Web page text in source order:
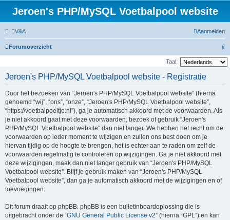
Jeroen's PHP/MySQL Voetbalpool website
V&A Aanmelden
Forumoverzicht
Z
o
Taal:
Jeroen's PHP/MySQL Voetbalpool website - Registratie
Door het bezoeken van “Jeroen's PHP/MySQL Voetbalpool website” (hierna
genoemd “wij”, “ons”, “onze”, “Jeroen's PHP/MySQL Voetbalpool website”,
“https://voetbalpoeltje.nl”), ga je automatisch akkoord met de voorwaarden. Als
je niet akkoord gaat met deze voorwaarden, bezoek of gebruik “Jeroen's
PHP/MySQL Voetbalpool website” dan niet langer. We hebben het recht om de
voorwaarden op ieder moment te wijzigen en zullen ons best doen om je
hiervan tijdig op de hoogte te brengen, het is echter aan te raden om zelf de
voorwaarden regelmatig te controleren op wijzigingen. Ga je niet akkoord met
deze wijzigingen, maak dan niet langer gebruik van “Jeroen's PHP/MySQL
Voetbalpool website”. Blijf je gebruik maken van “Jeroen's PHP/MySQL
Voetbalpool website”, dan ga je automatisch akkoord met de wijzigingen en of
toevoegingen.
Dit forum draait op phpBB. phpBB is een bulletinboardoplossing die is
uitgebracht onder de “GNU General Public License v2” (hierna “GPL”) en kan